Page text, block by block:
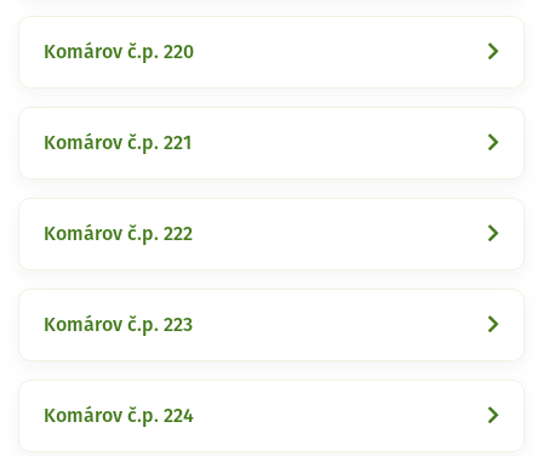
Komárov č.p. 220
Komárov č.p. 221
Komárov č.p. 222
Komárov č.p. 223
Komárov č.p. 224